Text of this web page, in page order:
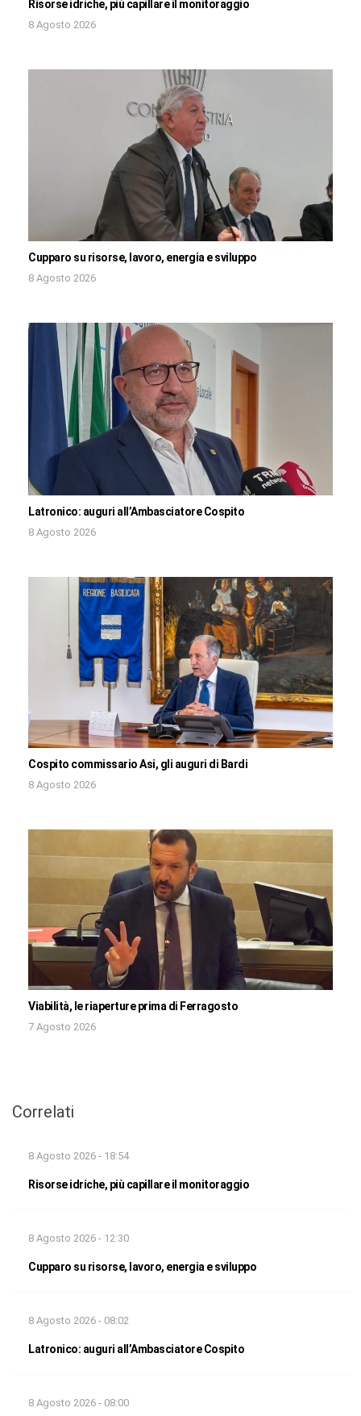
Risorse idriche, più capillare il monitoraggio
8 Agosto 2026
Cupparo su risorse, lavoro, energia e sviluppo
8 Agosto 2026
Latronico: auguri all’Ambasciatore Cospito
8 Agosto 2026
Cospito commissario Asi, gli auguri di Bardi
8 Agosto 2026
Viabilità, le riaperture prima di Ferragosto
7 Agosto 2026
Correlati
8 Agosto 2026 - 18:54
Risorse idriche, più capillare il monitoraggio
8 Agosto 2026 - 12:30
Cupparo su risorse, lavoro, energia e sviluppo
8 Agosto 2026 - 08:02
Latronico: auguri all’Ambasciatore Cospito
8 Agosto 2026 - 08:00